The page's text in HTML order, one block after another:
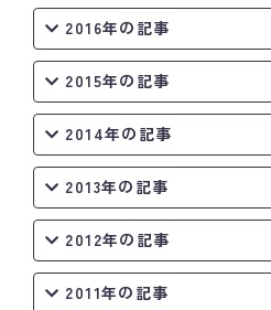
2016年の記事
2015年の記事
2014年の記事
2013年の記事
2012年の記事
2011年の記事